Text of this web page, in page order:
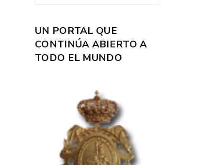
UN PORTAL QUE
CONTINÚA ABIERTO A
TODO EL MUNDO